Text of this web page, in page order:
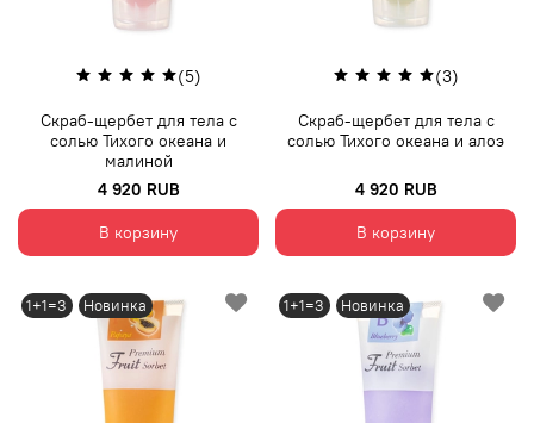
(5)
Скраб-щербет для тела с
солью Тихого океана и
малиной
4 920 RUB
В корзину
(3)
Скраб-щербет для тела с
солью Тихого океана и алоэ
4 920 RUB
В корзину
1+1=3 Новинка 1+1=3 Новинка